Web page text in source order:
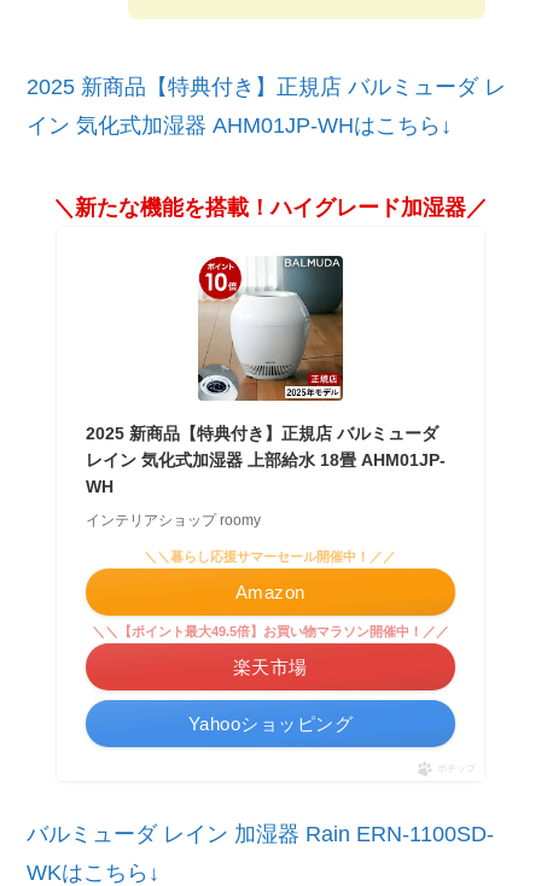
2025 新商品【特典付き】正規店 バルミューダ レ
イン 気化式加湿器 AHM01JP-WHはこちら↓
＼新たな機能を搭載！ハイグレード加湿器／
2025 新商品【特典付き】正規店 バルミューダ
レイン 気化式加湿器 上部給水 18畳 AHM01JP-
WH
インテリアショップ roomy
＼＼暮らし応援サマーセール開催中！／／
Amazon
＼＼【ポイント最大49.5倍】お買い物マラソン開催中！／／
楽天市場
Yahooショッピング
ポチップ
バルミューダ レイン 加湿器 Rain ERN-1100SD-
WKはこちら↓